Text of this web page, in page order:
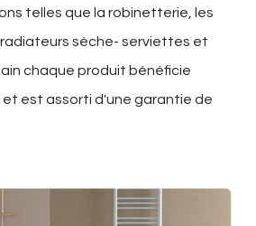
telles que la robinetterie, les
sèche- serviettes et
chaque produit bénéficie
est assorti d'une garantie de